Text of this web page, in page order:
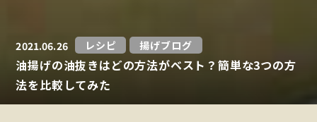
2021.06.26 レシピ 揚げブログ
油揚げの油抜きはどの方法がベスト？簡単な3つの方
法を比較してみた